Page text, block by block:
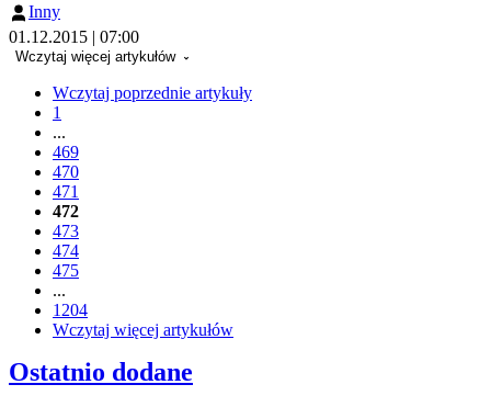
Inny
01.12.2015 | 07:00
Wczytaj więcej artykułów
Wczytaj poprzednie artykuły
1
...
469
470
471
472
473
474
475
...
1204
Wczytaj więcej artykułów
Ostatnio dodane